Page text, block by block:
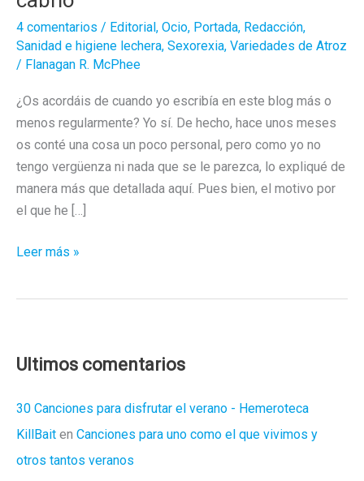
4 comentarios / Editorial , Ocio, Portada, Redacción,
Sanidad e higiene lechera, Sexorexia, Variedades de Atroz
/ Flanagan R. McPhee
¿Os acordáis de cuando yo escribía en este blog más o
menos regularmente? Yo sí. De hecho, hace unos meses
os conté una cosa un poco personal, pero como yo no
tengo vergüenza ni nada que se le parezca, lo expliqué de
manera más que detallada aquí. Pues bien, el motivo por
el que he […]
Reflexiones
el
cabrio
Leer más »
Ultimos comentarios
30 Canciones para disfrutar el verano - Hemeroteca
KillBait en Canciones para uno como el que vivimos y
otros tantos veranos